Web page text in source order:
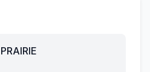
🌱 Produits de qualité
maintenance et
de consommables ☕